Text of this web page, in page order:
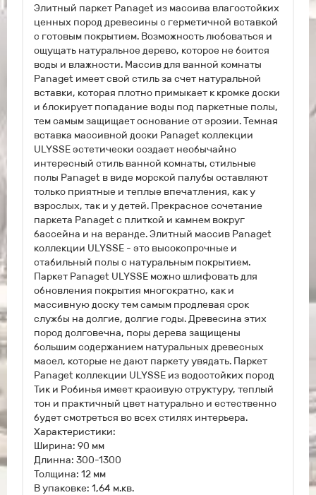
Элитный паркет Panaget из массива влагостойких
ценных пород древесины с герметичной вставкой
с готовым покрытием. Возможность любоваться и
ощущать натуральное дерево, которое не боится
воды и влажности. Массив для ванной комнаты
Panaget имеет свой стиль за счет натуральной
вставки, которая плотно примыкает к кромке доски
и блокирует попадание воды под паркетные полы,
тем самым защищает основание от эрозии. Темная
вставка массивной доски Panaget коллекции
ULYSSE эстетически создает необычайно
интересный стиль ванной комнаты, стильные
полы Panaget в виде морской палубы оставляют
только приятные и теплые впечатления, как у
взрослых, так и у детей. Прекрасное сочетание
паркета Panaget с плиткой и камнем вокруг
бассейна и на веранде. Элитный массив Panaget
коллекции ULYSSE - это высокопрочные и
стабильный полы с натуральным покрытием.
Паркет Panaget ULYSSE можно шлифовать для
обновления покрытия многократно, как и
массивную доску тем самым продлевая срок
службы на долгие, долгие годы. Древесина этих
пород долговечна, поры дерева защищены
большим содержанием натуральных древесных
масел, которые не дают паркету увядать. Паркет
Panaget коллекции ULYSSE из водостойких пород
Тик и Робинья имеет красивую структуру, теплый
тон и практичный цвет натурально и естественно
будет смотреться во всех стилях интерьера.
Характеристики:
Ширина: 90 мм
Длинна: 300-1300
Толщина: 12 мм
В упаковке: 1,64 м.кв.